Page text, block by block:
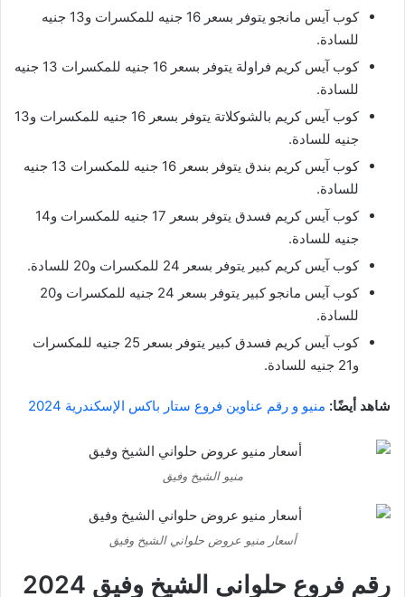
كوب آيس مانجو يتوفر بسعر 16 جنيه للمكسرات و13 جنيه
للسادة.
كوب آيس كريم فراولة يتوفر بسعر 16 جنيه للمكسرات 13 جنيه
للسادة.
كوب آيس كريم بالشوكلاتة يتوفر بسعر 16 جنيه للمكسرات و13
جنيه للسادة.
كوب آيس كريم بندق يتوفر بسعر 16 جنيه للمكسرات 13 جنيه
للسادة.
كوب آيس كريم فسدق يتوفر بسعر 17 جنيه للمكسرات و14
جنيه للسادة.
كوب آيس كريم كبير يتوفر بسعر 24 للمكسرات و20 للسادة.
كوب آيس مانجو كبير يتوفر بسعر 24 جنيه للمكسرات و20
للسادة.
كوب آيس كريم فسدق كبير يتوفر بسعر 25 جنيه للمكسرات
و21 جنيه للسادة.
شاهد أيضًا: منيو و رقم عناوين فروع ستار باکس الإسكندرية 2024
منيو الشيخ وفيق
أسعار منيو عروض حلواني الشيخ وفيق
رقم فروع حلواني الشيخ وفيق 2024